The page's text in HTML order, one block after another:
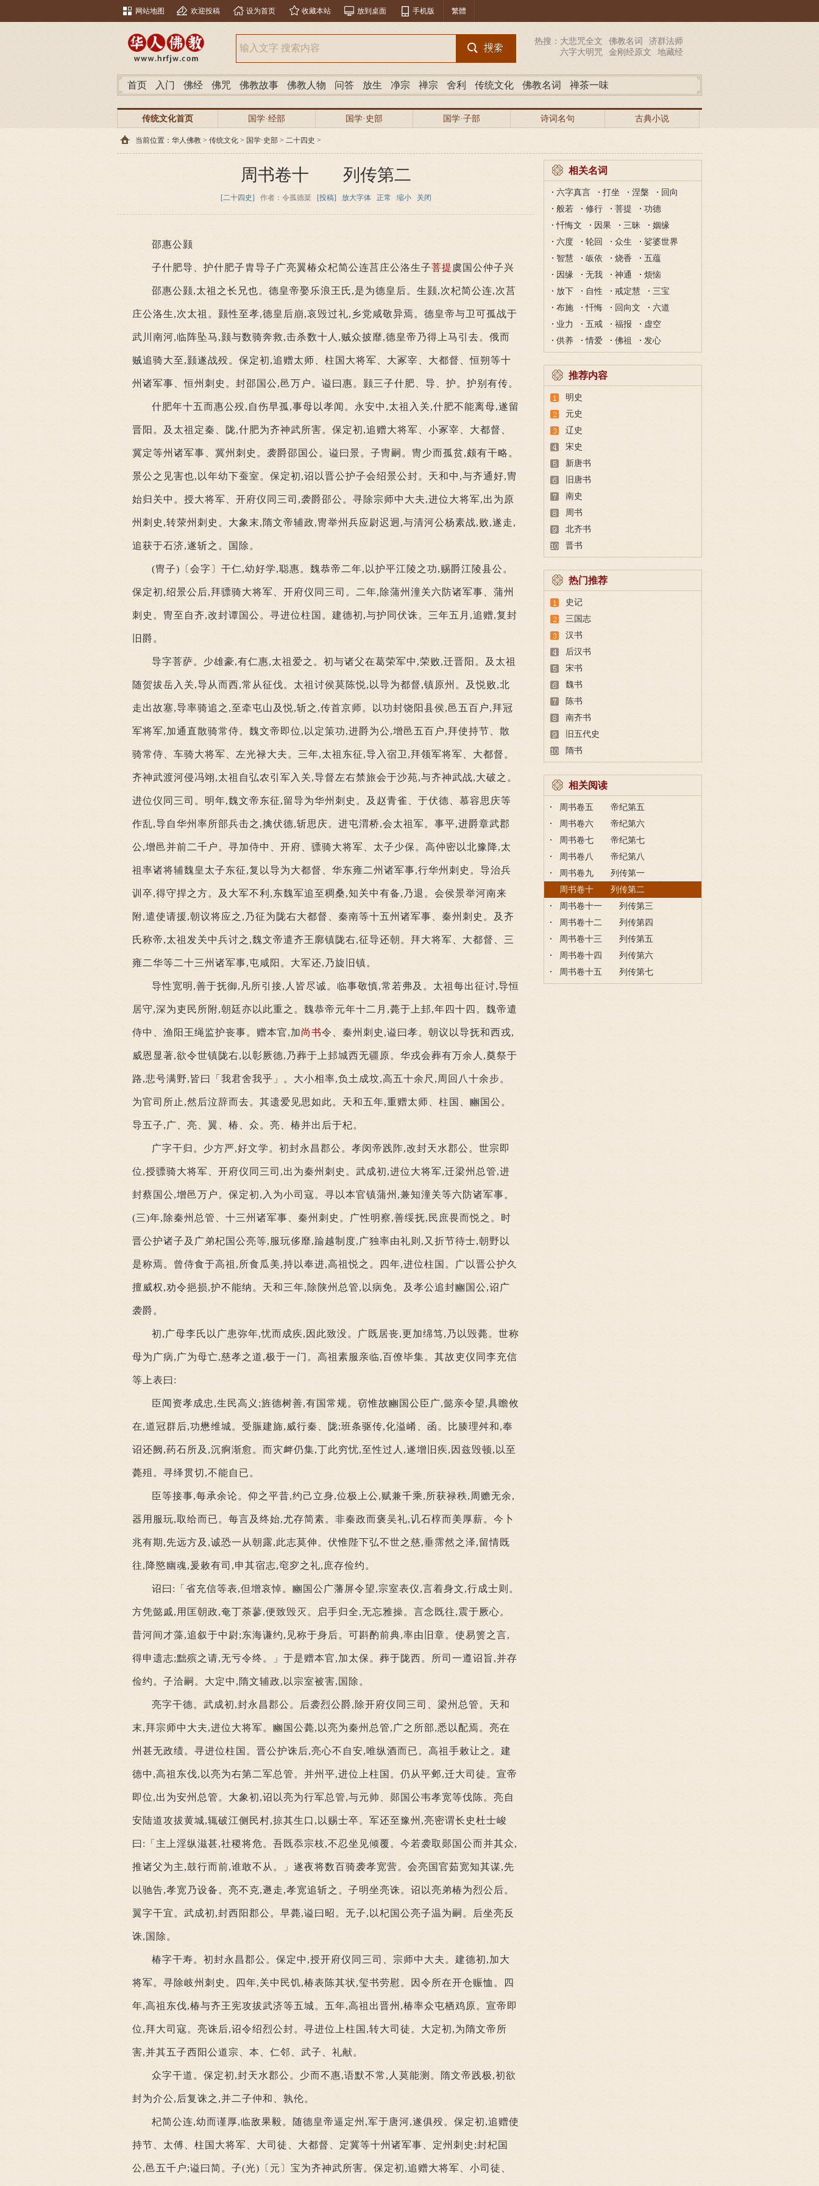
网站地图 欢迎投稿 设为首页 收藏本站 放到桌面 手机版 繁體
热搜： 大悲咒全文 佛教名词
济群法师
六字大明咒
金刚经原文 地藏经
首页 入门 佛经 佛咒 佛教故事 佛教人物 问答 放生 净宗 禅宗 舍利 传统文化 佛教名词 禅茶一味
传统文化首页 国学·经部 国学·史部 国学·子部 诗词名句 古典小说
当前位置： 华人佛教 > 传统文化 > 国学·史部 > 二十四史 >
周书卷十 列传第二
[二十四史] 作者：令孤德棻 [投稿] 放大字体 正常 缩小 关闭
邵惠公颢
子什肥导、护什肥子胄导子广亮翼椿众杞简公连莒庄公洛生子菩提 虞国公仲子兴
邵惠公颢,太祖之长兄也。德皇帝娶乐浪王氏,是为德皇后。生颢,次杞简公连,次莒
庄公洛生,次太祖。颢性至孝,德皇后崩,哀毁过礼,乡党咸敬异焉。德皇帝与卫可孤战于
武川南河,临阵坠马,颢与数骑奔救,击杀数十人,贼众披靡,德皇帝乃得上马引去。俄而
贼追骑大至,颢遂战殁。保定初,追赠太师、柱国大将军、大冢宰、大都督、恒朔等十
州诸军事、恒州刺史。封邵国公,邑万户。谥曰惠。颢三子什肥、导、护。护别有传。
什肥年十五而惠公殁,自伤早孤,事母以孝闻。永安中,太祖入关,什肥不能离母,遂留
晋阳。及太祖定秦、陇,什肥为齐神武所害。保定初,追赠大将军、小冢宰、大都督、
冀定等州诸军事、冀州刺史。袭爵邵国公。谥曰景。子冑嗣。冑少而孤贫,颇有干略。
景公之见害也,以年幼下蚕室。保定初,诏以晋公护子会绍景公封。天和中,与齐通好,冑
始归关中。授大将军、开府仪同三司,袭爵邵公。寻除宗师中大夫,进位大将军,出为原
州刺史,转荥州刺史。大象末,隋文帝辅政,冑举州兵应尉迟迥,与清河公杨素战,败,遂走,
追获于石济,遂斩之。国除。
(冑子)〔会字〕干仁,幼好学,聪惠。魏恭帝二年,以护平江陵之功,赐爵江陵县公。
保定初,绍景公后,拜骠骑大将军、开府仪同三司。二年,除蒲州潼关六防诸军事、蒲州
刺史。冑至自齐,改封谭国公。寻进位柱国。建德初,与护同伏诛。三年五月,追赠,复封
旧爵。
导字菩萨。少雄豪,有仁惠,太祖爱之。初与诸父在葛荣军中,荣败,迁晋阳。及太祖
随贺拔岳入关,导从而西,常从征伐。太祖讨侯莫陈悦,以导为都督,镇原州。及悦败,北
走出故塞,导率骑追之,至牵屯山及悦,斩之,传首京师。以功封饶阳县侯,邑五百户,拜冠
军将军,加通直散骑常侍。魏文帝即位,以定策功,进爵为公,增邑五百户,拜使持节、散
骑常侍、车骑大将军、左光禄大夫。三年,太祖东征,导入宿卫,拜领军将军、大都督。
齐神武渡河侵冯翊,太祖自弘农引军入关,导督左右禁旅会于沙苑,与齐神武战,大破之。
进位仪同三司。明年,魏文帝东征,留导为华州刺史。及赵青雀、于伏德、慕容思庆等
作乱,导自华州率所部兵击之,擒伏德,斩思庆。进屯渭桥,会太祖军。事平,进爵章武郡
公,增邑并前二千户。寻加侍中、开府、骠骑大将军、太子少保。高仲密以北豫降,太
祖率诸将辅魏皇太子东征,复以导为大都督、华东雍二州诸军事,行华州刺史。导治兵
训卒,得守捍之方。及大军不利,东魏军追至稠桑,知关中有备,乃退。会侯景举河南来
附,遣使请援,朝议将应之,乃征为陇右大都督、秦南等十五州诸军事、秦州刺史。及齐
氏称帝,太祖发关中兵讨之,魏文帝遣齐王廓镇陇右,征导还朝。拜大将军、大都督、三
雍二华等二十三州诸军事,屯咸阳。大军还,乃旋旧镇。
导性宽明,善于抚御,凡所引接,人皆尽诚。临事敬慎,常若弗及。太祖每出征讨,导恒
居守,深为吏民所附,朝廷亦以此重之。魏恭帝元年十二月,薨于上邽,年四十四。魏帝遣
侍中、渔阳王绳监护丧事。赠本官,加尚书令、秦州刺史,谥曰孝。朝议以导抚和西戎,
威恩显著,欲令世镇陇右,以彰厥德,乃葬于上邽城西无疆原。华戎会葬有万余人,奠祭于
路,悲号满野,皆曰「我君舍我乎」。大小相率,负土成坟,高五十余尺,周回八十余步。
为官司所止,然后泣辞而去。其遗爱见思如此。天和五年,重赠太师、柱国、豳国公。
导五子,广、亮、翼、椿、众。亮、椿并出后于杞。
广字干归。少方严,好文学。初封永昌郡公。孝闵帝践阼,改封天水郡公。世宗即
位,授骠骑大将军、开府仪同三司,出为秦州刺史。武成初,进位大将军,迁梁州总管,进
封蔡国公,增邑万户。保定初,入为小司寇。寻以本官镇蒲州,兼知潼关等六防诸军事。
(三)年,除秦州总管、十三州诸军事、秦州刺史。广性明察,善绥抚,民庶畏而悦之。时
晋公护诸子及广弟杞国公亮等,服玩侈靡,踰越制度,广独率由礼则,又折节待士,朝野以
是称焉。曾侍食于高祖,所食瓜美,持以奉进,高祖悦之。四年,进位柱国。广以晋公护久
擅威权,劝令挹损,护不能纳。天和三年,除陕州总管,以病免。及孝公追封豳国公,诏广
袭爵。
初,广母李氏以广患弥年,忧而成疾,因此致没。广既居丧,更加绵笃,乃以毁薨。世称
母为广病,广为母亡,慈孝之道,极于一门。高祖素服亲临,百僚毕集。其故吏仪同李充信
等上表曰:
臣闻资孝成忠,生民高义;旌德树善,有国常规。窃惟故豳国公臣广,懿亲令望,具瞻攸
在,道冠群后,功懋维城。受脤建旆,威行秦、陇;班条驱传,化溢崤、函。比腠理舛和,奉
诏还阙,药石所及,沉痾渐愈。而灾衅仍集,丁此穷忧,至性过人,遂增旧疾,因兹毁顿,以至
薨殂。寻绎贯切,不能自已。
臣等接事,每承余论。仰之平昔,约己立身,位极上公,赋兼千乘,所获禄秩,周赡无余,
器用服玩,取给而已。每言及终始,尤存简素。非秦政而褒吴礼,讥石椁而美厚薪。今卜
兆有期,先远方及,诚恐一从朝露,此志莫伸。伏惟陛下弘不世之慈,垂霈然之泽,留情既
往,降愍幽魂,爰敕有司,申其宿志,窀穸之礼,庶存俭约。
诏曰:「省充信等表,但增哀悼。豳国公广藩屏令望,宗室表仪,言着身文,行成士则。
方凭懿戚,用匡朝政,奄丁荼蓼,便致毁灭。启手归全,无忘雅操。言念既往,震于厥心。
昔河间才藻,追叙于中尉;东海谦约,见称于身后。可斟酌前典,率由旧章。使易箦之言,
得申遗志;黜殡之请,无亏令终。」于是赠本官,加太保。葬于陇西。所司一遵诏旨,并存
俭约。子洽嗣。大定中,隋文辅政,以宗室被害,国除。
亮字干德。武成初,封永昌郡公。后袭烈公爵,除开府仪同三司、梁州总管。天和
末,拜宗师中大夫,进位大将军。豳国公薨,以亮为秦州总管,广之所部,悉以配焉。亮在
州甚无政绩。寻进位柱国。晋公护诛后,亮心不自安,唯纵酒而已。高祖手敕让之。建
德中,高祖东伐,以亮为右第二军总管。并州平,进位上柱国。仍从平邺,迁大司徒。宣帝
即位,出为安州总管。大象初,诏以亮为行军总管,与元帅、郧国公韦孝宽等伐陈。亮自
安陆道攻拔黄城,辄破江侧民村,掠其生口,以赐士卒。军还至豫州,亮密谓长史杜士峻
曰:「主上淫纵滋甚,社稷将危。吾既忝宗枝,不忍坐见倾覆。今若袭取郧国公而并其众,
推诸父为主,鼓行而前,谁敢不从。」遂夜将数百骑袭孝宽营。会亮国官茹宽知其谋,先
以驰告,孝宽乃设备。亮不克,遯走,孝宽追斩之。子明坐亮诛。诏以亮弟椿为烈公后。
翼字干宜。武成初,封西阳郡公。早薨,谥曰昭。无子,以杞国公亮子温为嗣。后坐亮反
诛,国除。
椿字干寿。初封永昌郡公。保定中,授开府仪同三司、宗师中大夫。建德初,加大
将军。寻除岐州刺史。四年,关中民饥,椿表陈其状,玺书劳慰。因令所在开仓赈恤。四
年,高祖东伐,椿与齐王宪攻拔武济等五城。五年,高祖出晋州,椿率众屯栖鸡原。宣帝即
位,拜大司寇。亮诛后,诏令绍烈公封。寻进位上柱国,转大司徒。大定初,为隋文帝所
害,并其五子西阳公道宗、本、仁邻、武子、礼献。
众字干道。保定初,封天水郡公。少而不惠,语默不常,人莫能测。隋文帝践极,初欲
封为介公,后复诛之,并二子仲和、孰伦。
杞简公连,幼而谨厚,临敌果毅。随德皇帝逼定州,军于唐河,遂俱殁。保定初,追赠使
持节、太傅、柱国大将军、大司徒、大都督、定冀等十州诸军事、定州刺史;封杞国
公,邑五千户;谥曰简。子(光)〔元〕宝为齐神武所害。保定初,追赠大将军、小司徒、
相关名词
六字真言 打坐 涅槃
回向
般若
修行 菩提
功德
忏悔文
因果 三昧
姻缘
六度
轮回 众生
娑婆世界
智慧
皈依 烧香
五蕴
因缘
无我 神通
烦恼
放下
自性 戒定慧
三宝
布施
忏悔 回向文
六道
业力
五戒 福报
虚空
供养
情爱 佛祖 发心
推荐内容
明史
元史
辽史
宋史
新唐书
旧唐书
南史
周书
北齐书
晋书
热门推荐
史记
三国志
汉书
后汉书
宋书
魏书
陈书
南齐书
旧五代史
隋书
相关阅读
周书卷五 帝纪第五
周书卷六 帝纪第六
周书卷七 帝纪第七
周书卷八 帝纪第八
周书卷九 列传第一
周书卷十 列传第二
周书卷十一 列传第三
周书卷十二 列传第四
周书卷十三 列传第五
周书卷十四 列传第六
周书卷十五 列传第七